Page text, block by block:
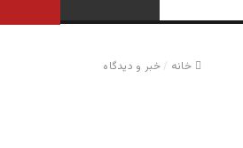
خانه /خبر و دیدگاه